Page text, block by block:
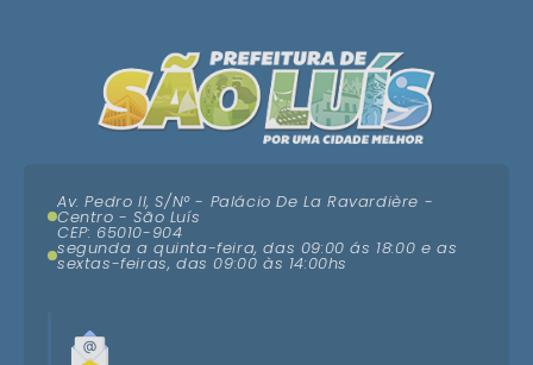
Av. Pedro II, S/N° - Palácio De La Ravardière -
Centro - São Luís
CEP: 65010-904
segunda a quinta-feira, das 09:00 ás 18:00 e as
sextas-feiras, das 09:00 às 14:00hs